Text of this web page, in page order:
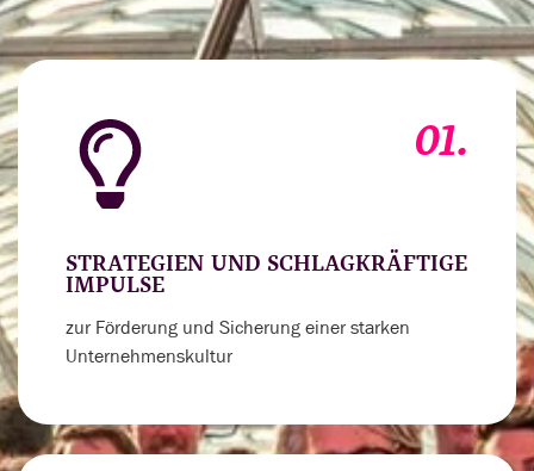
01.
STRATEGIEN UND SCHLAGKRÄFTIGE
IMPULSE
zur Förderung und Sicherung einer starken
Unternehmenskultur